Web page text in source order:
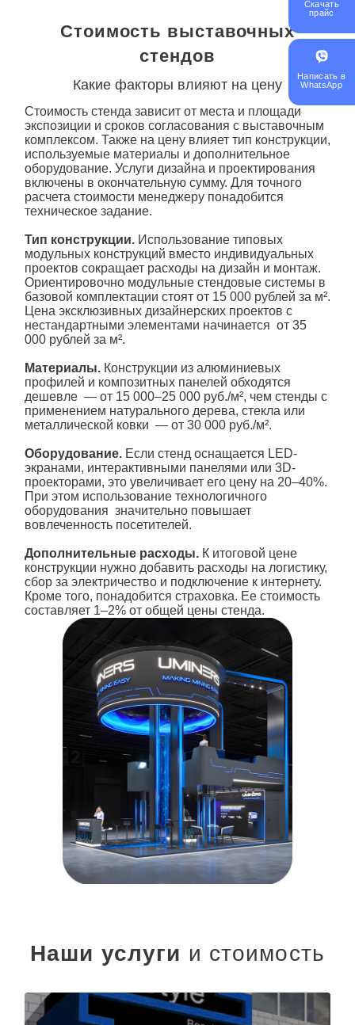
Стоимость выставочных
стендов
Какие факторы влияют на цену
Стоимость стенда зависит от места и площади
экспозиции и сроков согласования с выставочным
комплексом. Также на цену влияет тип конструкции,
используемые материалы и дополнительное
оборудование. Услуги дизайна и проектирования
включены в окончательную сумму. Для точного
расчета стоимости менеджеру понадобится
техническое задание.
Тип конструкции.Использование типовых
модульных конструкций вместо индивидуальных
проектов сокращает расходы на дизайн и монтаж.
Ориентировочно модульные стендовые системы в
базовой комплектации стоят от 15 000 рублей за м².
Цена эксклюзивных дизайнерских проектов с
нестандартными элементами начинается от 35
000 рублей за м².
Материалы. Конструкции из алюминиевых
профилей и композитных панелей обходятся
дешевле — от 15 000–25 000 руб./м², чем стенды с
применением натурального дерева, стекла или
металлической ковки — от 30 000 руб./м².
Оборудование. Если стенд оснащается LED-
экранами, интерактивными панелями или 3D-
проекторами, это увеличивает его цену на 20–40%.
При этом использование технологичного
оборудования значительно повышает
вовлеченность посетителей.
Дополнительные расходы. К итоговой цене
конструкции нужно добавить расходы на логистику,
сбор за электричество и подключение к интернету.
Кроме того, понадобится страховка. Ее стоимость
составляет 1–2% от общей цены стенда.
Наши услуги и стоимость
Скачать
прайс
Написать в
WhatsApp